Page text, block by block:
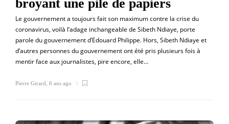
broyant une pile de papiers
Le gouvernement a toujours fait son maximum contre la crise du
coronavirus, voilà l’adage inchangeable de Sibeth Ndiaye, porte
parole du gouvernement d’Edouard Philippe. Hors, Sibeth Ndiaye et
d’autres personnes du gouvernement ont été pris plusieurs fois à
mentir face aux journalistes, pire encore, elle…
Pierre Girard 6 ans ago